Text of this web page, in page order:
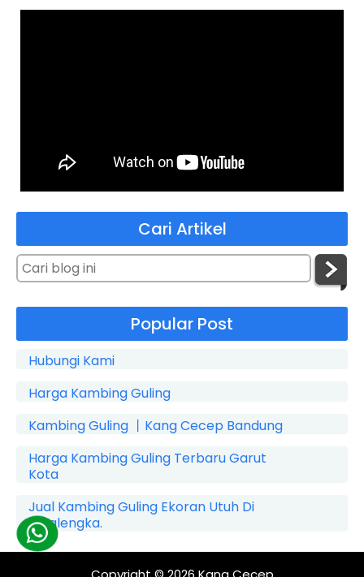
Cari Artikel
Popular Post
Hubungi Kami
Harga Kambing Guling
Kambing Guling 丨Kang Cecep Bandung
Harga Kambing Guling Terbaru Garut
Kota
Jual Kambing Guling Ekoran Utuh Di
Cicalengka.